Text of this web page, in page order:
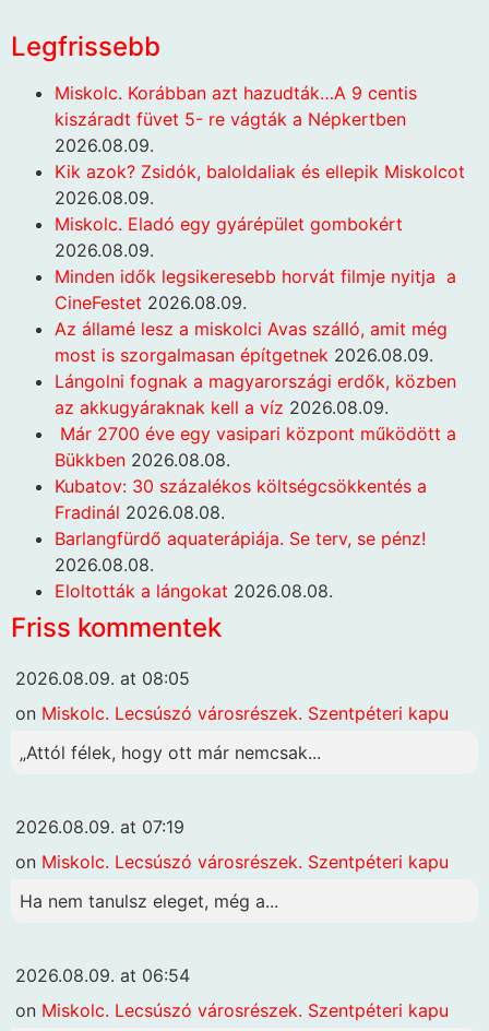
Legfrissebb
Miskolc. Korábban azt hazudták…A 9 centis
kiszáradt füvet 5- re vágták a Népkertben
2026.08.09.
Kik azok? Zsidók, baloldaliak és ellepik Miskolcot
2026.08.09.
Miskolc. Eladó egy gyárépület gombokért
2026.08.09.
Minden idők legsikeresebb horvát filmje nyitja a
CineFestet 2026.08.09.
Az államé lesz a miskolci Avas szálló, amit még
most is szorgalmasan építgetnek 2026.08.09.
Lángolni fognak a magyarországi erdők, közben
az akkugyáraknak kell a víz 2026.08.09.
Már 2700 éve egy vasipari központ működött a
Bükkben 2026.08.08.
Kubatov: 30 százalékos költségcsökkentés a
Fradinál 2026.08.08.
Barlangfürdő aquaterápiája. Se terv, se pénz!
2026.08.08.
Eloltották a lángokat 2026.08.08.
Friss kommentek
2026.08.09. at 08:05
on Miskolc. Lecsúszó városrészek. Szentpéteri kapu
„Attól félek, hogy ott már nemcsak...
2026.08.09. at 07:19
on Miskolc. Lecsúszó városrészek. Szentpéteri kapu
Ha nem tanulsz eleget, még a...
2026.08.09. at 06:54
on Miskolc. Lecsúszó városrészek. Szentpéteri kapu